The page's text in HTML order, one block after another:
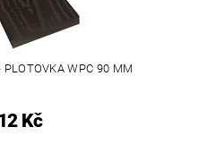
WPC 90 MM
Kč